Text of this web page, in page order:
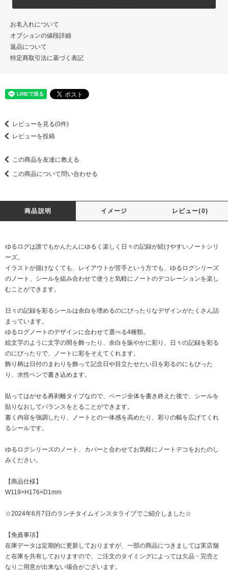
お名入れについて
オプションの値段詳細
返品について
特定商取引法に基づく表記
レビューを見る(0件)
レビューを投稿
この商品を友達に教える
この商品について問い合わせる
商品説明 イメージ レビュー(0)
ゆるログは誰でもかんたんにゆるく楽しく日々の記録が続けやすいノートシリ
ーズ。
イラストが描けなくても、レイアウトが苦手という方でも、ゆるログシリーズ
のノート、シールを組み合わせて使うと気軽にノートのデコレーションを楽し
むことができます。
日々の記録を彩るシールは余白を埋めるのにぴったりなデザインがたくさん詰
まっています。
ゆるログノートのデザインに合わせて選べる4種類。
絵文字のように文字の間を飾ったり、余白を賑やかに彩り、日々の記録を彩る
のにぴったりで、ノートに彩をそえてくれます。
飾り柄は日付のまわりを飾って記念日や目立たせたい日を彩るのにもぴった
り、水性ペンで書き込めます。
貼ってはがせる再剥離タイプなので、ページ全体を書き終えた後で、シールを
貼りなおしてバランスをとることができます。
書く内容を強調したり、ノートとの一体感を高めたり、彩りの幅を広げてくれ
るシールです。
ゆるログシリーズのノート、カバーと合わせてお気軽にノートデコをおたのし
みください。
【商品仕様】
W119×H176×D1mm
☆2024年6月7日のランチタイムインスタライブでご紹介しました☆
【免責事項】
在庫データは定期的に更新しておりますが、一部の商品につきましては実店舗
と在庫を共有しておりますので、ご注文のタイミングによっては欠品・完売と
なりご用意が出来ない場合がございます。